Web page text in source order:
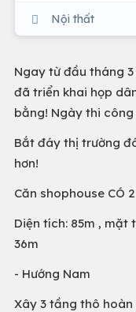
Nội thất
Ngay từ đầu tháng
đã triển khai họp
bằng! Ngày thi
Bắt đáy thị trường
hơn!
Căn shophouse CÓ
Diện tích: 85m , mặt
36m
- Hướng Nam
Xây 3 tầng thô